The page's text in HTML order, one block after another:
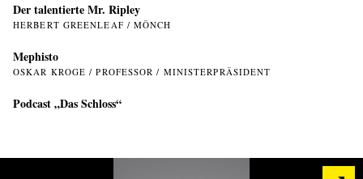
Der talentierte Mr. Ripley
HERBERT GREENLEAF / MÖNCH
Mephisto
OSKAR KROGE / PROFESSOR / MINISTERPRÄSIDENT
Podcast „Das Schloss“